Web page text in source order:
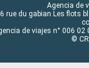
Agencia de
rue du gabian Les flots
de viajes n° 006
©